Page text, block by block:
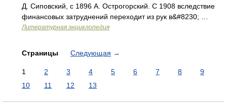
Д. Сиповский, с 1896 А. Острогорский. С 1908 вследствие
финансовых затруднений переходит из рук в&#8230; …
Литературная энциклопедия
Страницы Следующая →
1 2 3 4 5 6 7 8
9
10
11 12 13